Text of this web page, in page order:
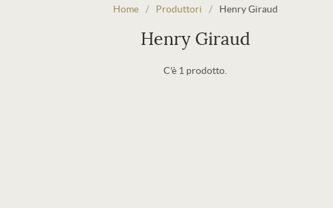
Home / Produttori / Henry Giraud
Henry Giraud
C'è 1 prodotto.